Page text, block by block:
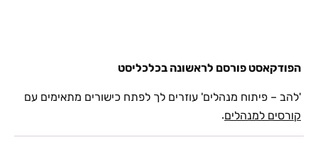
הפודקאסט פורסם לראשונה בכלכליסט
'להב – פיתוח מנהלים' עוזרים לך לפתח כישורים מתאימים עם
קורסים למנהלים.